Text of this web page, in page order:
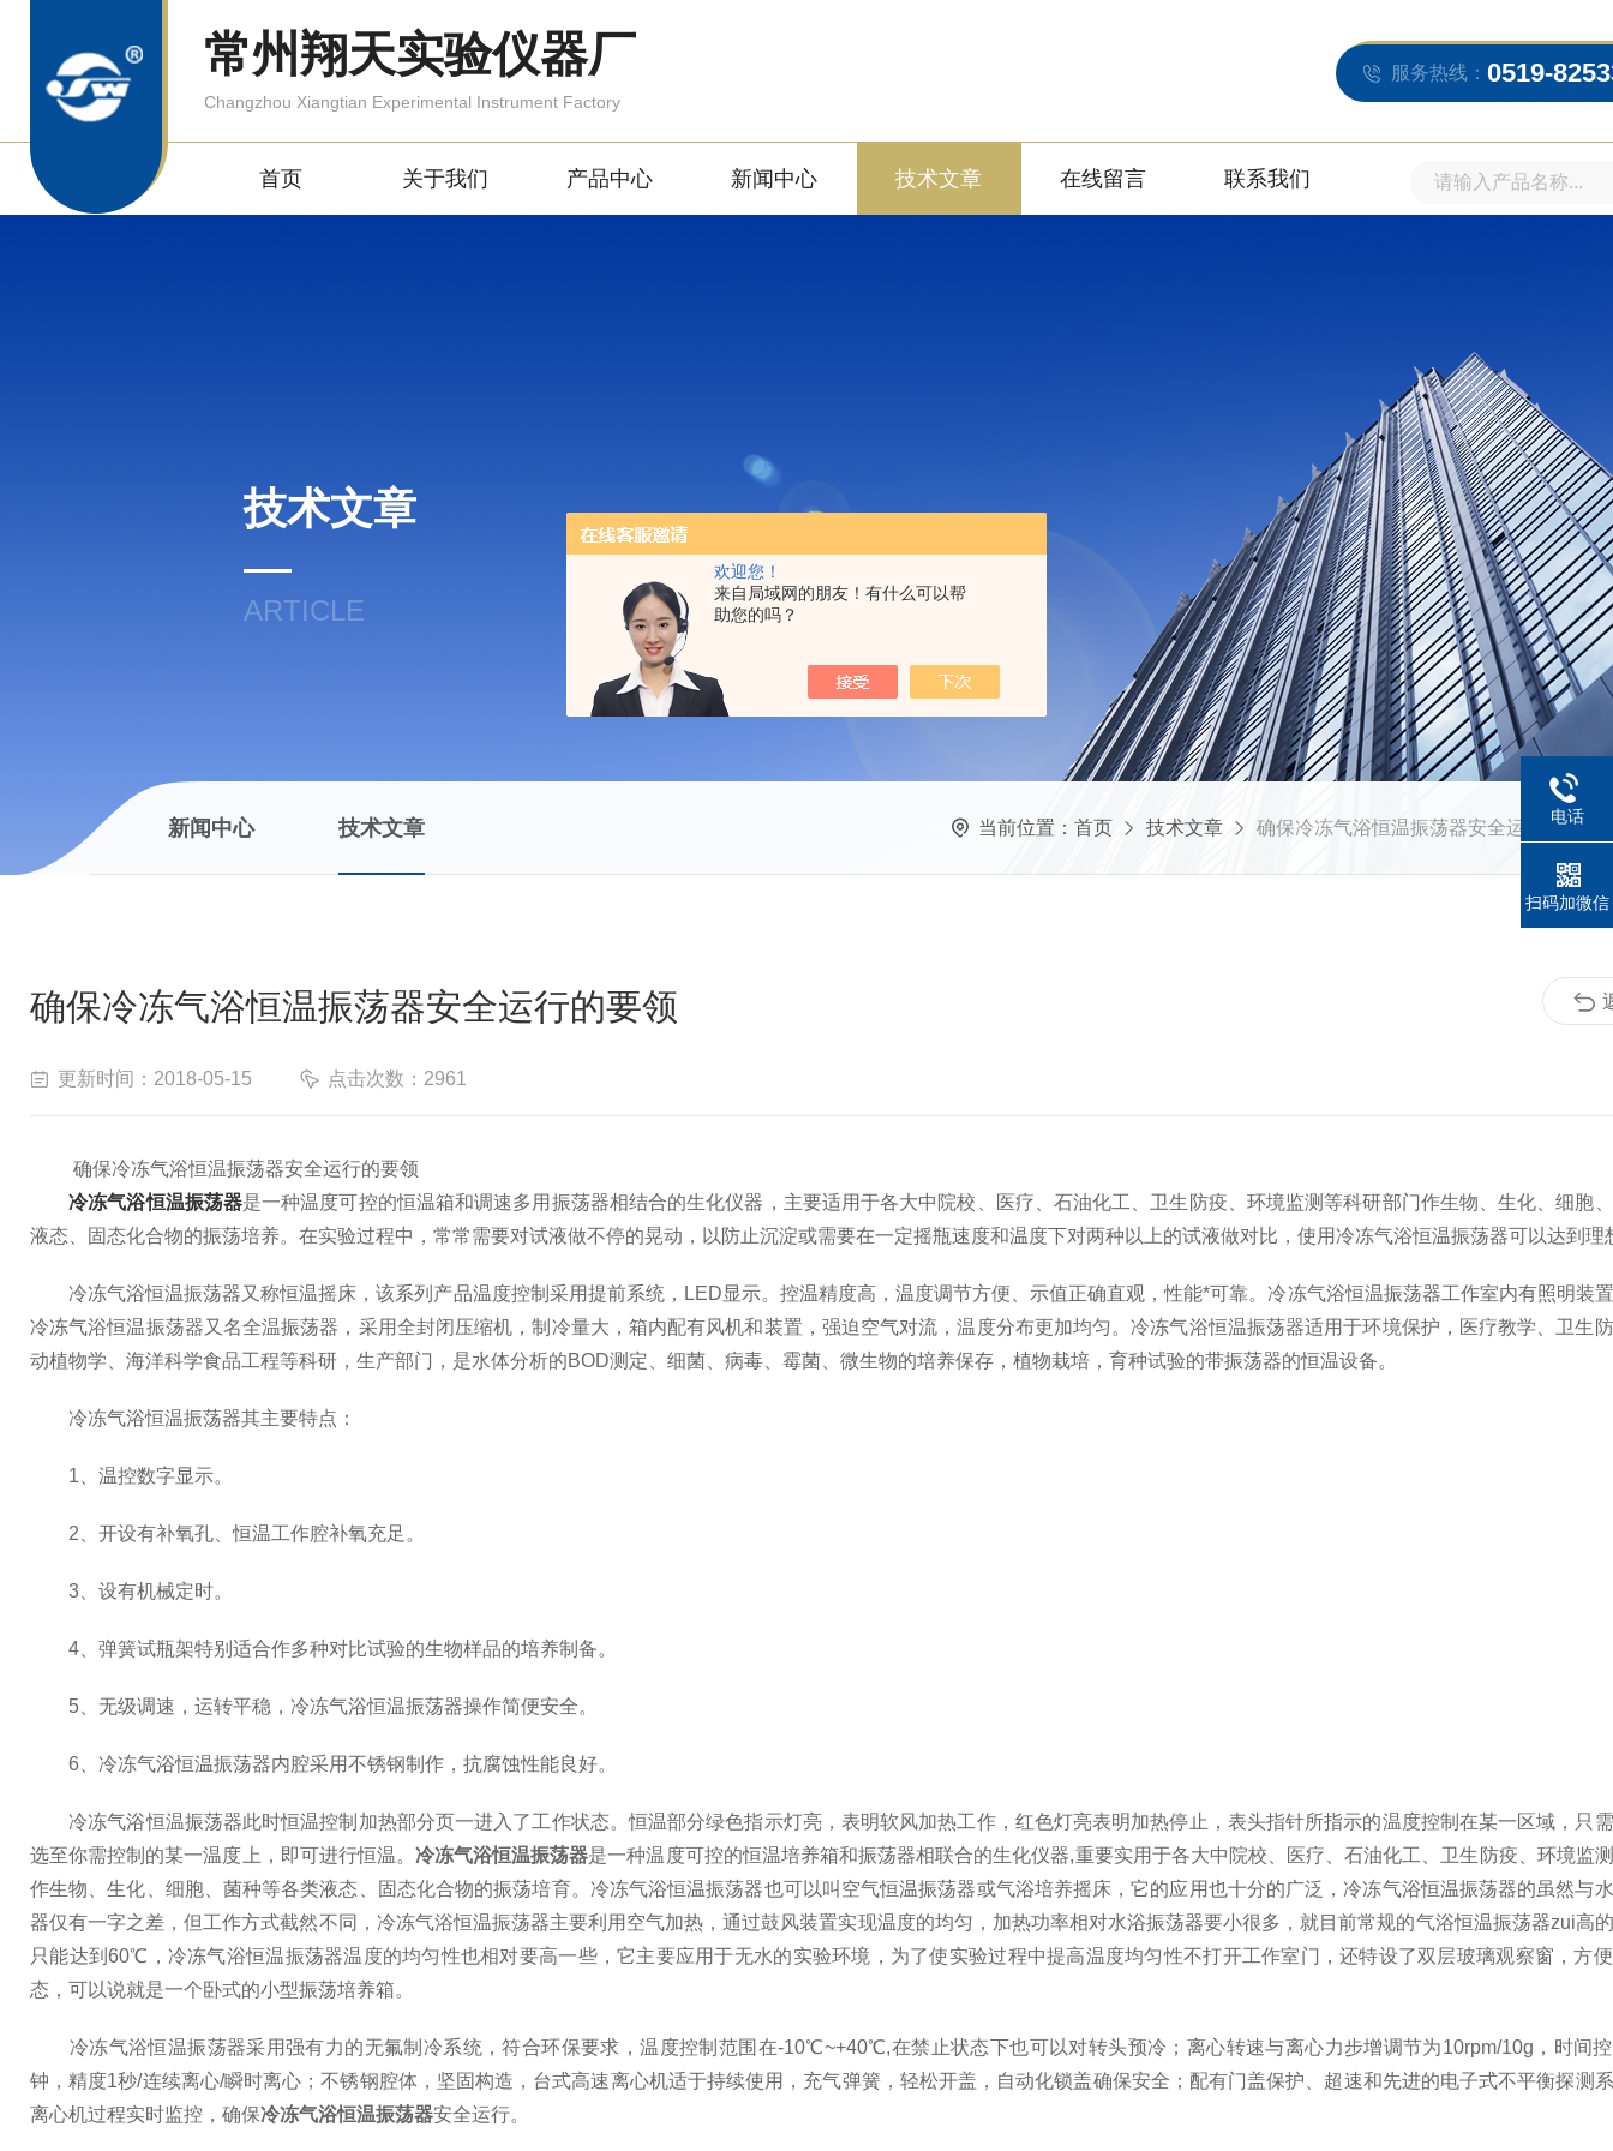
欢迎您！
来自局域网的朋友！有什么可以帮
助您的吗？
常州翔天实验仪器厂
Changzhou Xiangtian Experimental Instrument Factory
服务热线： 0519-
首页 关于我们 产品中心 新闻中心 技术文章 在线留言 联系我们
技术文章
ARTICLE
新闻中心 技术文章 当前位置： 首页 技术文章 确保冷冻气浴恒温振荡器安全运行的要领
确保冷冻气浴恒温振荡器安全运行的要领
更新时间：2018-05-15 点击次数：2961
确保冷冻气浴恒温振荡器安全运行的要领
冷冻气浴恒温振荡器是一种温度可控的恒温箱和调速多用振荡器相结合的生化仪器，主要适用于各大中院校、医疗、石油化工、卫生防疫、环境监测等科研部门作生物、生化、细胞
液态、固态化合物的振荡培养。在实验过程中，常常需要对试液做不停的晃动，以防止沉淀或需要在一定摇瓶速度和温度下对两种以上的试液做对比，使用冷冻气浴恒温振荡器可以达到理
冷冻气浴恒温振荡器又称恒温摇床，该系列产品温度控制采用提前系统，LED显示。控温精度高，温度调节方便、示值正确直观，性能*可靠。冷冻气浴恒温振荡器工作室内有照明装
冷冻气浴恒温振荡器又名全温振荡器，采用全封闭压缩机，制冷量大，箱内配有风机和装置，强迫空气对流，温度分布更加均匀。冷冻气浴恒温振荡器适用于环境保护，医疗教学、卫生
动植物学、海洋科学食品工程等科研，生产部门，是水体分析的BOD测定、细菌、病毒、霉菌、微生物的培养保存，植物栽培，育种试验的带振荡器的恒温设备。
冷冻气浴恒温振荡器其主要特点：
1、温控数字显示。
2、开设有补氧孔、恒温工作腔补氧充足。
3、设有机械定时。
4、弹簧试瓶架特别适合作多种对比试验的生物样品的培养制备。
5、无级调速，运转平稳，冷冻气浴恒温振荡器操作简便安全。
6、冷冻气浴恒温振荡器内腔采用不锈钢制作，抗腐蚀性能良好。
冷冻气浴恒温振荡器此时恒温控制加热部分页一进入了工作状态。恒温部分绿色指示灯亮，表明软风加热工作，红色灯亮表明加热停止，表头指针所指示的温度控制在某一区域，只
选至你需控制的某一温度上，即可进行恒温。 冷冻气浴恒温振荡器是一种温度可控的恒温培养箱和振荡器相联合的生化仪器,重要实用于各大中院校、医疗、石油化工、卫生防疫、环境监
作生物、生化、细胞、菌种等各类液态、固态化合物的振荡培育。冷冻气浴恒温振荡器也可以叫空气恒温振荡器或气浴培养摇床，它的应用也十分的广泛，冷冻气浴恒温振荡器的虽然与
器仅有一字之差，但工作方式截然不同，冷冻气浴恒温振荡器主要利用空气加热，通过鼓风装置实现温度的均匀，加热功率相对水浴振荡器要小很多，就目前常规的气浴恒温振荡器zui高
只能达到60℃，冷冻气浴恒温振荡器温度的均匀性也相对要高一些，它主要应用于无水的实验环境，为了使实验过程中提高温度均匀性不打开工作室门，还特设了双层玻璃观察窗，方
态，可以说就是一个卧式的小型振荡培养箱。
冷冻气浴恒温振荡器采用强有力的无氟制冷系统，符合环保要求，温度控制范围在-10℃~+40℃,在禁止状态下也可以对转头预冷；离心转速与离心力步增调节为10rpm/10g，时间
钟，精度1秒/连续离心/瞬时离心；不锈钢腔体，坚固构造，台式高速离心机适于持续使用，充气弹簧，轻松开盖，自动化锁盖确保安全；配有门盖保护、超速和先进的电子式不平衡探测
离心机过程实时监控，确保冷冻气浴恒温振荡器安全运行。
电话
扫码加微信